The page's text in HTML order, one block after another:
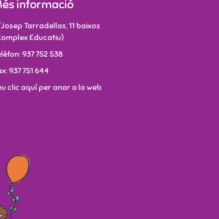
informació
Tarradellas, 11 baixos
Educatiu)
937 752 538
937 751 644
clic aquí per anar a la web